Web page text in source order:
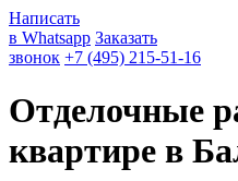
Написать
в Whatsapp Заказать
звонок +7 (495) 215-51-16
Отделочные
квартире в